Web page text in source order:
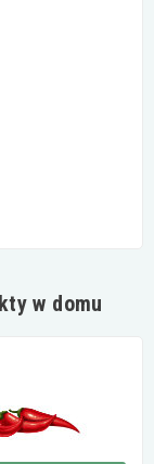
w domu